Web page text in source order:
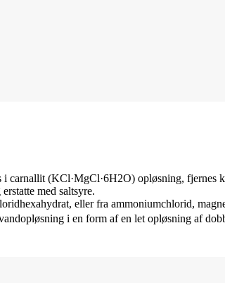
(KCl·MgCl·6H2O) opløsning, fjernes
med saltsyre.
eller fra ammoniumchlorid,
i en form af en let opløsning af